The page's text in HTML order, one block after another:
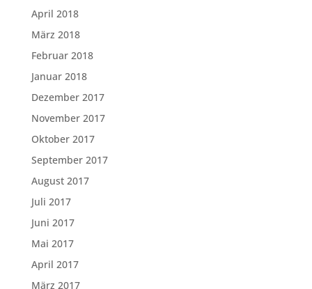
April 2018
März 2018
Februar 2018
Januar 2018
Dezember 2017
November 2017
Oktober 2017
September 2017
August 2017
Juli 2017
Juni 2017
Mai 2017
April 2017
März 2017